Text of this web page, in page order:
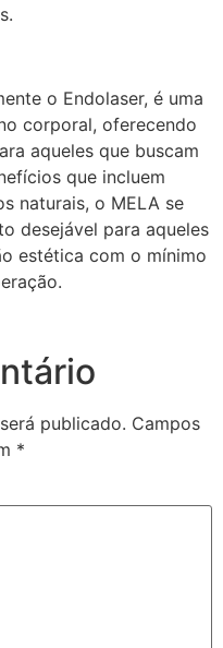
o Endolaser, é uma
corporal, oferecendo
aqueles que buscam
que incluem
naturais, o MELA se
desejável para aqueles
estética com o mínimo
publicado. Campos
*